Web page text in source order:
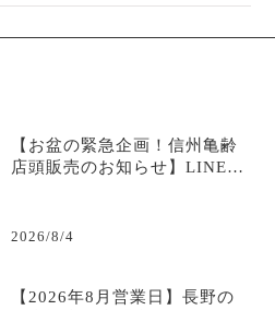
【お盆の緊急企画！信州亀齢
店頭販売のお知らせ】LINE限
2026/8/4
【2026年8月営業日】長野の